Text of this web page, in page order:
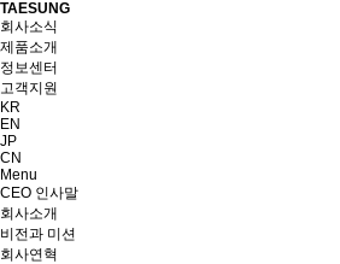
TAESUNG
회사소식
제품소개
정보센터
고객지원
KR
EN
JP
CN
Menu
CEO 인사말
회사소개
비전과 미션
회사연혁